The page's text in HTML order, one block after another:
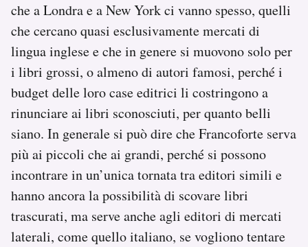
che a Londra e a New York ci vanno spesso, quelli
che cercano quasi esclusivamente mercati di
lingua inglese e che in genere si muovono solo per
i libri grossi, o almeno di autori famosi, perché i
budget delle loro case editrici li costringono a
rinunciare ai libri sconosciuti, per quanto belli
siano. In generale si può dire che Francoforte serva
più ai piccoli che ai grandi, perché si possono
incontrare in un’unica tornata tra editori simili e
hanno ancora la possibilità di scovare libri
trascurati, ma serve anche agli editori di mercati
laterali, come quello italiano, se vogliono tentare